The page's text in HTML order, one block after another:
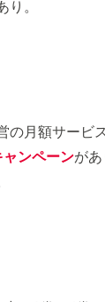
り。
の月額サービ
ンペーンが